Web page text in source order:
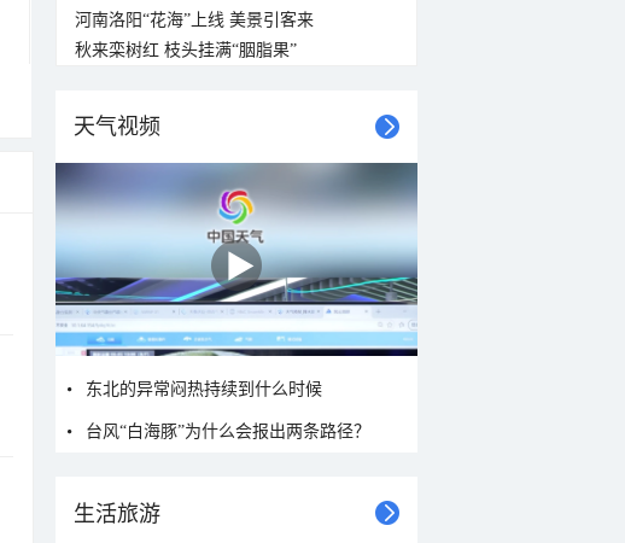
河南洛阳“花海”上线 美景引客来
秋来栾树红 枝头挂满“胭脂果”
天气视频
东北的异常闷热持续到什么时候
台风“白海豚”为什么会报出两条路径？
生活旅游